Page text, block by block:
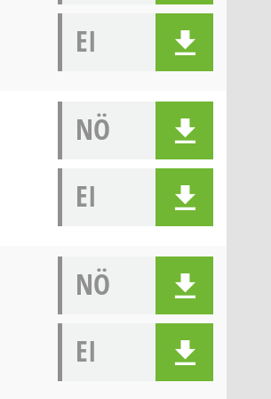
EI
NÖ
EI
NÖ
EI